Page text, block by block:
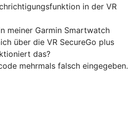
in der VR
meiner Garmin Smartwatch
über die VR SecureGo plus
das?
mehrmals falsch eingegeben.